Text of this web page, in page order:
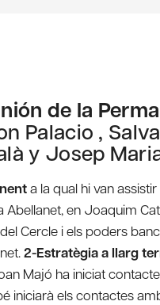
de la
Palacio ,
y Josep
a la qual hi van
Abellanet, en Joaquim
Cercle i els poders
2-Estratègia a llarg
Majó ha iniciat
iniciarà els contactes